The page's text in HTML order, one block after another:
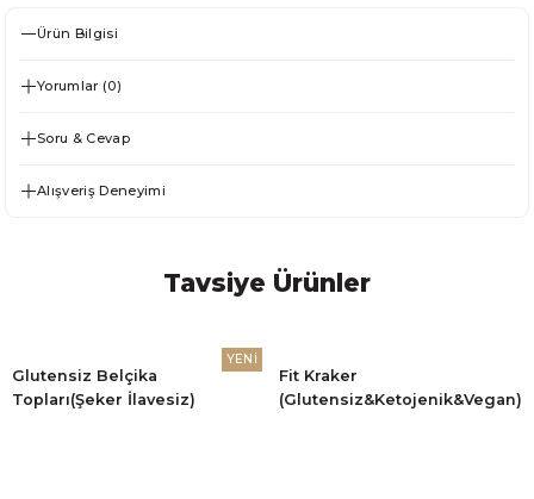
Ürün Bilgisi
Yorumlar (0)
Soru & Cevap
Alışveriş Deneyimi
Tavsiye Ürünler
YENİ
Glutensiz Belçika
Topları(Şeker İlavesiz)
Fit Kraker
(Glutensiz&Ketojenik&Vegan)